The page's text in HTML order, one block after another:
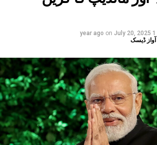
1 year ago
on July 20, 2025
ڈیسک